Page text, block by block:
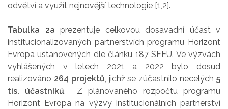
odvětví a využít nejnovější technologie [1,2].
Tabulka 2a prezentuje celkovou dosavadní účast v
institucionalizovaných partnerstvích programu Horizont
Evropa ustanovených dle článku 187 SFEU. Ve výzvách
vyhlášených v letech 2021 a 2022 bylo dosud
realizováno 264 projektů, jichž se zúčastnilo necelých5
tis. účastníků. Z plánovaného rozpočtu programu
Horizont Evropa na výzvy institucionálních partnerství